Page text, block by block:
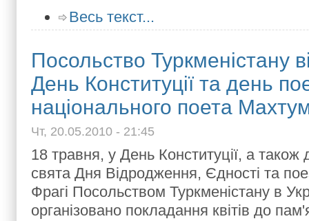
Весь текст...
Посольство Туркменістану
День Конституції та день
національного поета
Чт, 20.05.2010 - 21:45
18 травня, у День Конституції, а також
свята Дня Відродження, Єдності та
Фрагі Посольством Туркменістану в
організовано покладання квітів до